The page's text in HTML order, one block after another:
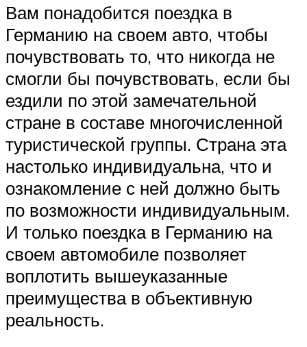
Вам понадобится поездка в
Германию на своем авто, чтобы
почувствовать то, что никогда не
смогли бы почувствовать, если бы
ездили по этой замечательной
стране в составе многочисленной
туристической группы. Страна эта
настолько индивидуальна, что и
ознакомление с ней должно быть
по возможности индивидуальным.
И только поездка в Германию на
своем автомобиле позволяет
воплотить вышеуказанные
преимущества в объективную
реальность.